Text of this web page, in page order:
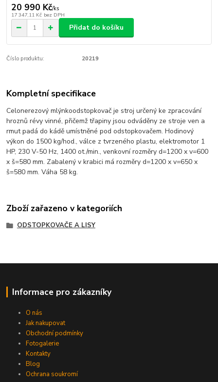
20 990 Kč/ks
17 347,11 Kč bez DPH
Přidat do košíku
Číslo produktu: 20219
Kompletní specifikace
Celonerezový mlýnkoodstopkovač je stroj určený ke zpracování
hroznů révy vinné, přičemž třapiny jsou odváděny ze stroje ven a
rmut padá do kádě umístněné pod odstopkovačem. Hodinový
výkon do 1500 kg/hod., válce z tvrzeného plastu, elektromotor 1
HP, 230 V-50 Hz, 1400 ot./min., venkovní rozměry d=1200 x v=600
x š=580 mm. Zabalený v krabici má rozměry d=1200 x v=650 x
š=580 mm. Váha 58 kg.
Zboží zařazeno v kategoriích
ODSTOPKOVAČE A LISY
Informace pro zákazníky
O nás
Jak nakupovat
Obchodní podmínky
Fotogalerie
Kontakty
Blog
Ochrana soukromí